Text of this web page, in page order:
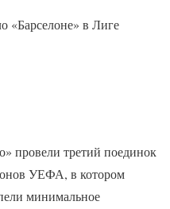
«Барселоне» в Лиге
провели третий поединок
УЕФА, в котором
минимальное